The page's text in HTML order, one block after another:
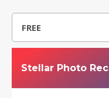
FREE
Stellar Photo